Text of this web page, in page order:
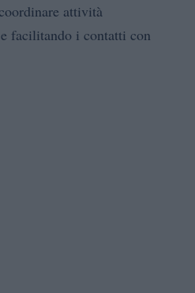
attività
facilitando i contatti con